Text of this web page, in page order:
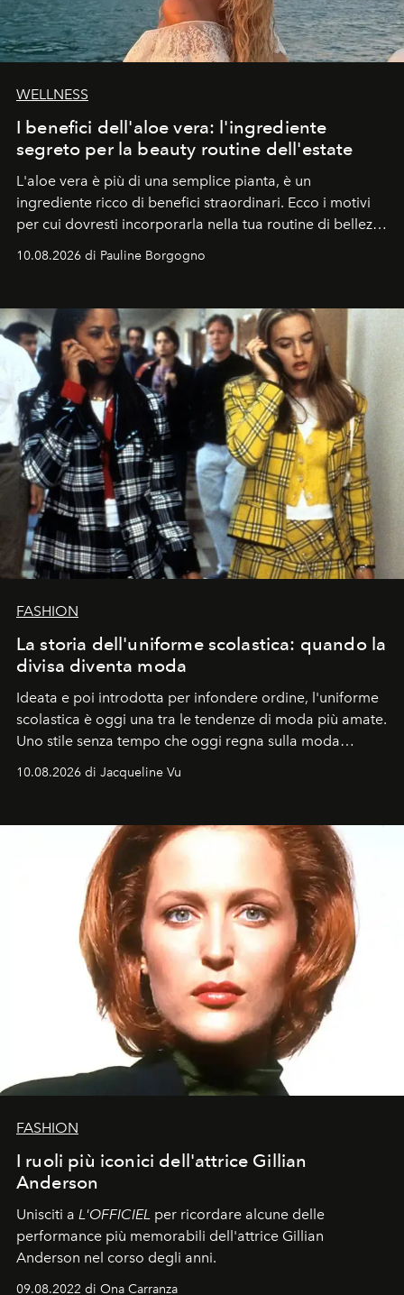
WELLNESS
I benefici dell'aloe vera: l'ingrediente
segreto per la beauty routine dell'estate
L'aloe vera è più di una semplice pianta, è un
ingrediente ricco di benefici straordinari. Ecco i motivi
per cui dovresti incorporarla nella tua routine di bellezza
e benessere.
10.08.2026 di Pauline Borgogno
FASHION
La storia dell'uniforme scolastica: quando la
divisa diventa moda
Ideata e poi introdotta per infondere ordine, l'uniforme
scolastica è oggi una tra le tendenze di moda più amate.
Uno stile senza tempo che oggi regna sulla moda
tradizionale e sulla cultura pop.
10.08.2026 di Jacqueline Vu
FASHION
I ruoli più iconici dell'attrice Gillian
Anderson
Unisciti a L'OFFICIEL per ricordare alcune delle
performance più memorabili dell'attrice Gillian
Anderson nel corso degli anni.
09.08.2022 di Ona Carranza